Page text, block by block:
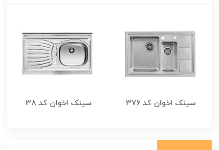
سینک اخوان کد 376 سینک اخوان کد 38